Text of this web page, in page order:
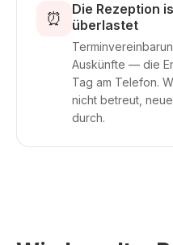
⏰
Die Rezeption
überlastet
Auskünfte — die
Tag am Telefon.
nicht betreut,
durch.